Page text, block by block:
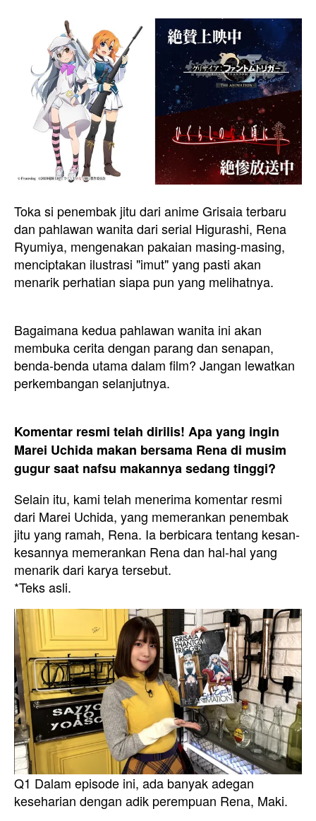
Toka si penembak jitu dari anime Grisaia terbaru
dan pahlawan wanita dari serial Higurashi, Rena
Ryumiya, mengenakan pakaian masing-masing,
menciptakan ilustrasi "imut" yang pasti akan
menarik perhatian siapa pun yang melihatnya.
Bagaimana kedua pahlawan wanita ini akan
membuka cerita dengan parang dan senapan,
benda-benda utama dalam film? Jangan lewatkan
perkembangan selanjutnya.
Komentar resmi telah dirilis! Apa yang ingin
Marei Uchida makan bersama Rena di musim
gugur saat nafsu makannya sedang tinggi?
Selain itu, kami telah menerima komentar resmi
dari Marei Uchida, yang memerankan penembak
jitu yang ramah, Rena. Ia berbicara tentang kesan-
kesannya memerankan Rena dan hal-hal yang
menarik dari karya tersebut.
*Teks asli.
Q1 Dalam episode ini, ada banyak adegan
keseharian dengan adik perempuan Rena, Maki.